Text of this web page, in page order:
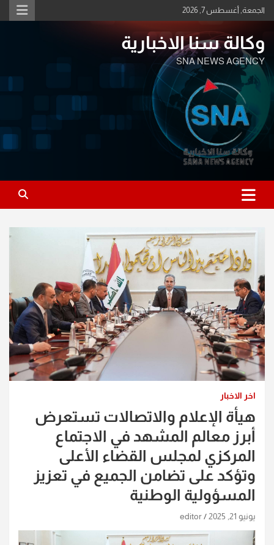
Skip
to
الجمعة, أغسطس 7, 2026
وكالة سنا الاخبارية
SNA NEWS AGENCY
اخر الاخبار
هيأة الإعلام والاتصالات تستعرض
أبرز معالم المشهد في الاجتماع
المركزي لمجلس القضاء الأعلى
وتؤكد على تضامن الجميع في تعزيز
المسؤولية الوطنية
يونيو 21, 2025 editor